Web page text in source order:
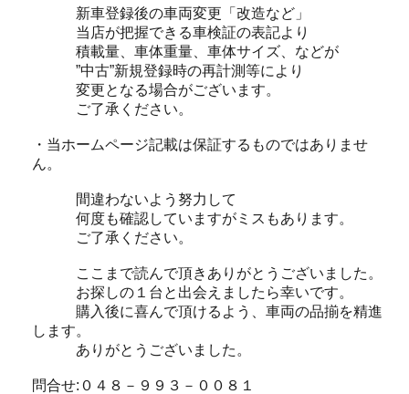
新車登録後の車両変更「改造など」
当店が把握できる車検証の表記より
積載量、車体重量、車体サイズ、などが
”中古”新規登録時の再計測等により
変更となる場合がございます。
ご了承ください。
・当ホームページ記載は保証するものではありませ
ん。
間違わないよう努力して
何度も確認していますがミスもあります。
ご了承ください。
ここまで読んで頂きありがとうございました。
お探しの１台と出会えましたら幸いです。
購入後に喜んで頂けるよう、車両の品揃を精進
します。
ありがとうございました。
問合せ:０４８－９９３－００８１